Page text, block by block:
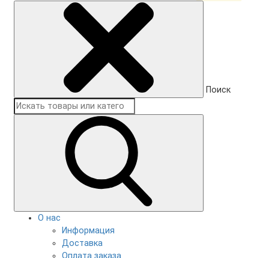
Поиск
О нас
Информация
Доставка
Оплата заказа